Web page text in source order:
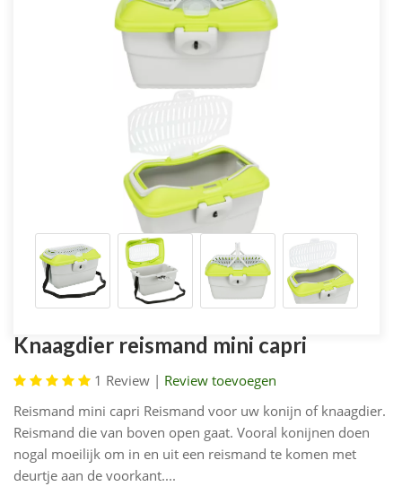
Knaagdier reismand mini capri
1 Review | Review toevoegen
Reismand mini capri Reismand voor uw konijn of knaagdier.
Reismand die van boven open gaat. Vooral konijnen doen
nogal moeilijk om in en uit een reismand te komen met
deurtje aan de voorkant....